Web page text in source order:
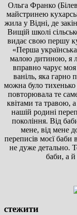
Ольга Франко
майстринею
жила у Відні, де
Вищій школі
видає свою першу
«Перша
малою дитиною, я
вправно чарує моя
ваніль, яка гарно
можна було тихенько
повторювала те
квітами та травою,
нашій родині
покоління. Від
мене, від мене
переписів моєї
не дуже детально.
баби, а
стежити